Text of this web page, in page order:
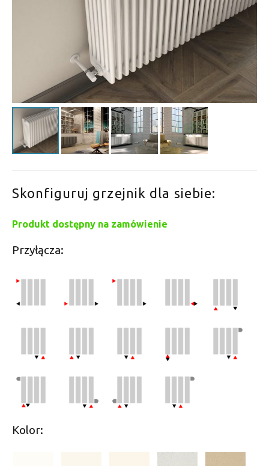
Skonfiguruj grzejnik dla siebie:
Produkt dostępny na zamówienie
Przyłącza:
Kolor: